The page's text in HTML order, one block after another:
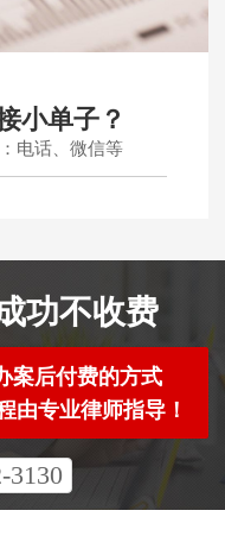
小单子？
电话、微信等
功不收费
案后付费的方式
由专业律师指导！
3130